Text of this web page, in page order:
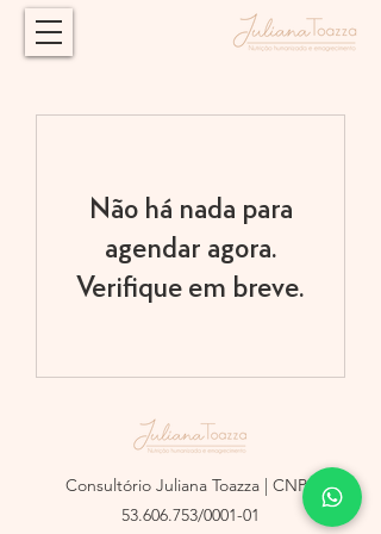
Não há nada para
agendar agora.
Verifique em breve.
Consultório Juliana Toazza | CNPJ
53.606.753/0001-01